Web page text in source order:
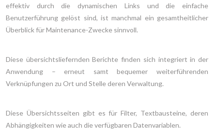
effektiv durch die dynamischen Links und die einfache
Benutzerführung gelöst sind, ist manchmal ein gesamtheitlicher
Überblick für Maintenance-Zwecke sinnvoll.
Diese übersichtsliefernden Berichte finden sich integriert in der
Anwendung – erneut samt bequemer weiterführenden
Verknüpfungen zu Ort und Stelle deren Verwaltung.
Diese Übersichtsseiten gibt es für Filter, Textbausteine, deren
Abhängigkeiten wie auch die verfügbaren Datenvariablen.